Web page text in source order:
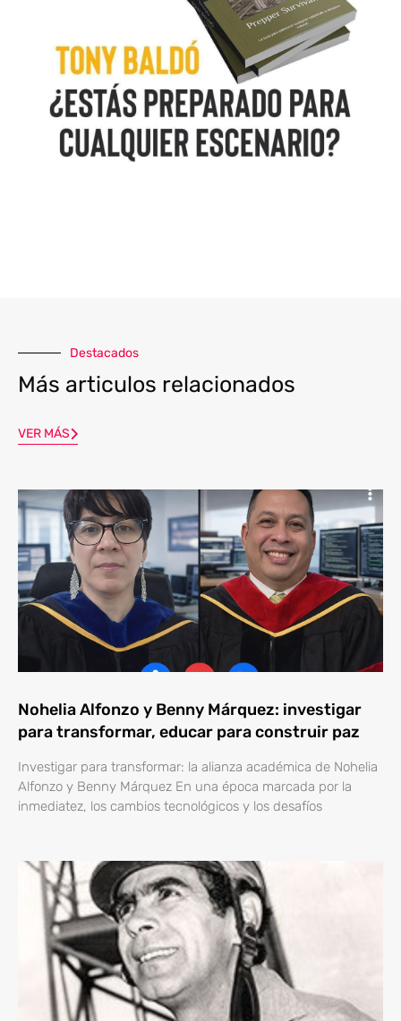
Destacados
Más articulos relacionados
VER MÁS
Nohelia Alfonzo y Benny Márquez: investigar
para transformar, educar para construir paz
Investigar para transformar: la alianza académica de Nohelia
Alfonzo y Benny Márquez En una época marcada por la
inmediatez, los cambios tecnológicos y los desafíos